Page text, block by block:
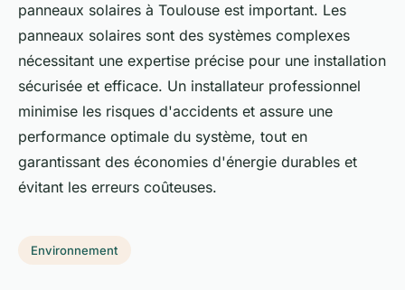
panneaux solaires à Toulouse est important. Les
panneaux solaires sont des systèmes complexes
nécessitant une expertise précise pour une installation
sécurisée et efficace. Un installateur professionnel
minimise les risques d'accidents et assure une
performance optimale du système, tout en
garantissant des économies d'énergie durables et
évitant les erreurs coûteuses.
Environnement